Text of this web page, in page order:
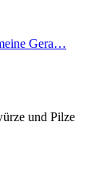
Gera…
und Pilze